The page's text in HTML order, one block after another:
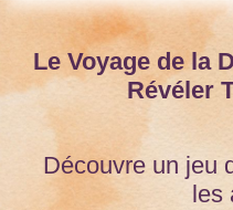
Le Voyage de la
Révéler
Découvre un jeu
les